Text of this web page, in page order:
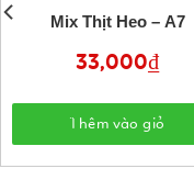
Mix Thịt Heo – A7
33,000₫
Thêm vào giỏ